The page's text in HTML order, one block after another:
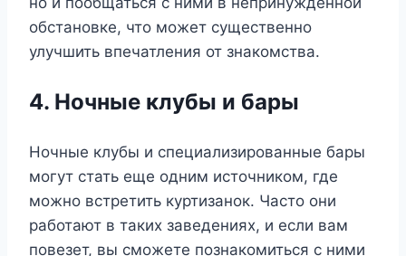
обстановке, что может существенно
улучшить впечатления от знакомства.
4. Ночные клубы и бары
Ночные клубы и специализированные бары
могут стать еще одним источником, где
можно встретить куртизанок. Часто они
работают в таких заведениях, и если вам
повезет, вы сможете познакомиться с ними